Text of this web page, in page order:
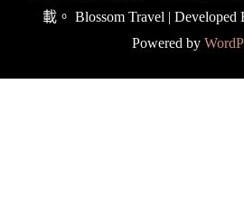
載。 Blossom Travel | Developed
Powered by